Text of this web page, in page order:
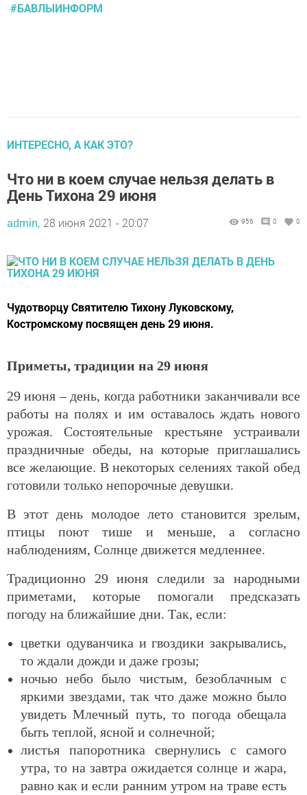
#БАВЛЫИНФОРМ
ИНТЕРЕСНО, А КАК ЭТО?
Что ни в коем случае нельзя делать в
День Тихона 29 июня
admin, 28 июня 2021 - 20:07 956 0 0
Чудотворцу Святителю Тихону Луковскому,
Костромскому посвящен день 29 июня.
Приметы, традиции на 29 июня
29 июня – день, когда работники заканчивали все
работы на полях и им оставалось ждать нового
урожая. Состоятельные крестьяне устраивали
праздничные обеды, на которые приглашались
все желающие. В некоторых селениях такой обед
готовили только непорочные девушки.
В этот день молодое лето становится зрелым,
птицы поют тише и меньше, а согласно
наблюдениям, Солнце движется медленнее.
Традиционно 29 июня следили за народными
приметами, которые помогали предсказать
погоду на ближайшие дни. Так, если:
цветки одуванчика и гвоздики закрывались,
то ждали дожди и даже грозы;
ночью небо было чистым, безоблачным с
яркими звездами, так что даже можно было
увидеть Млечный путь, то погода обещала
быть теплой, ясной и солнечной;
листья папоротника свернулись с самого
утра, то на завтра ожидается солнце и жара,
равно как и если ранним утром на траве есть